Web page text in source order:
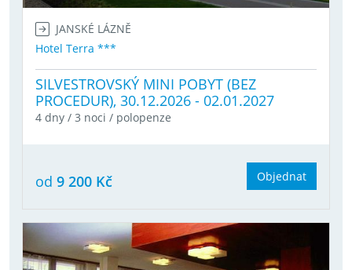
JANSKÉ LÁZNĚ
Hotel Terra ***
SILVESTROVSKÝ MINI POBYT (BEZ
PROCEDUR), 30.12.2026 - 02.01.2027
4 dny / 3 noci / polopenze
od 9 200 Kč Objednat